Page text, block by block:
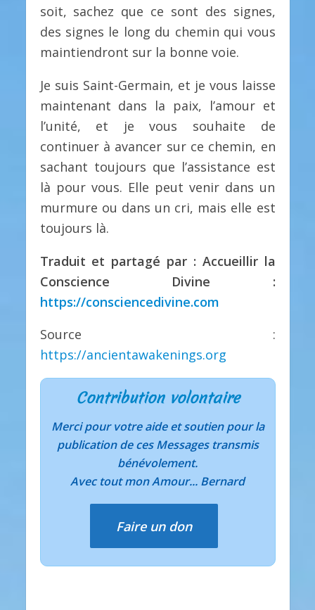
soit, sachez que ce sont des signes,
des signes le long du chemin qui vous
maintiendront sur la bonne voie.
Je suis Saint-Germain, et je vous laisse
maintenant dans la paix, l’amour et
l’unité, et je vous souhaite de
continuer à avancer sur ce chemin, en
sachant toujours que l’assistance est
là pour vous. Elle peut venir dans un
murmure ou dans un cri, mais elle est
toujours là.
Traduit et partagé par : Accueillir la
Conscience Divine :
https://consciencedivine.com
Source :
https://ancientawakenings.org
Contribution volontaire
Merci pour votre aide et soutien pour la
publication de ces Messages transmis
bénévolement.
Avec tout mon Amour... Bernard
Faire un don